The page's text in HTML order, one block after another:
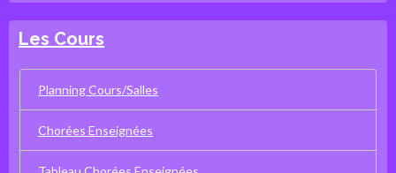
Les Cours
Planning Cours/Salles
Chorées Enseignées